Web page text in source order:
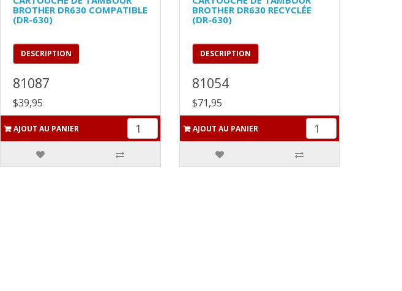
BROTHER DR630 COMPATIBLE
(DR-630)
DESCRIPTION
81087
$39,95
AJOUT AU PANIER
BROTHER DR630 RECYCLÉE
(DR-630)
DESCRIPTION
81054
$71,95
AJOUT AU PANIER